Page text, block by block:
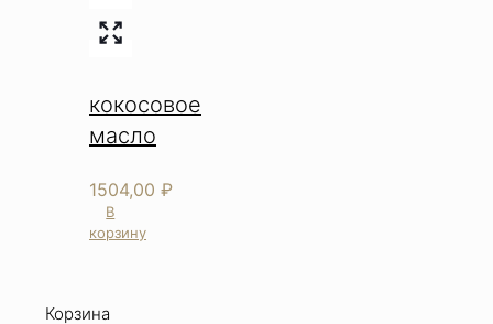
кокосовое
масло
1504,00 ₽
В
корзину
Корзина